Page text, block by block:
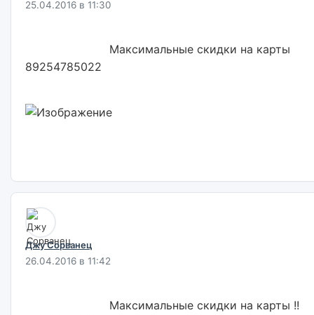
25.04.2016 в 11:30
89254785022
Джу Сорванец
26.04.2016 в 11:42